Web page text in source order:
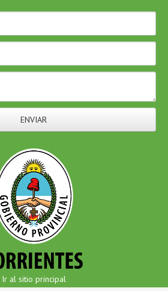
ENVIAR
Ir al sitio principal